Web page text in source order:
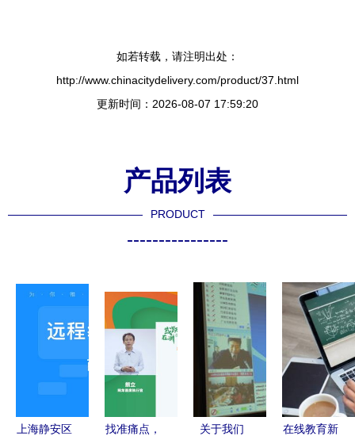
如若转载，请注明出处：
http://www.chinacitydelivery.com/product/37.html
更新时间：2026-08-07 17:59:20
产品列表
PRODUCT
----------------
上海静安区
找准痛点，
关于我们
在线教育新